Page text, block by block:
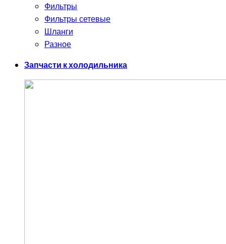
Фильтры
Фильтры сетевые
Шланги
Разное
Запчасти к холодильника